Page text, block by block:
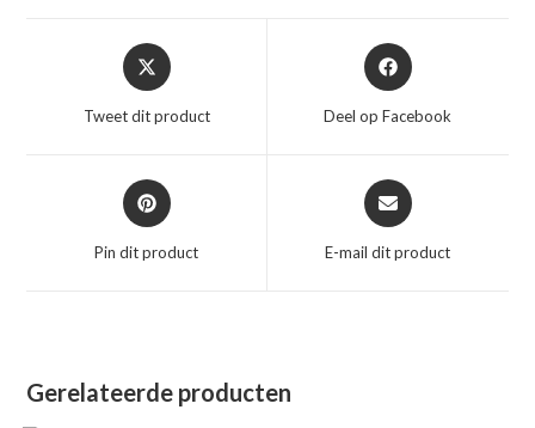
Opent
in
nieuw
Tweet dit product
Opent
in
nieuw
Deel op Facebook
Opent
in
nieuw
Pin dit product
Opent
in
nieuw
E-mail dit product
Gerelateerde producten